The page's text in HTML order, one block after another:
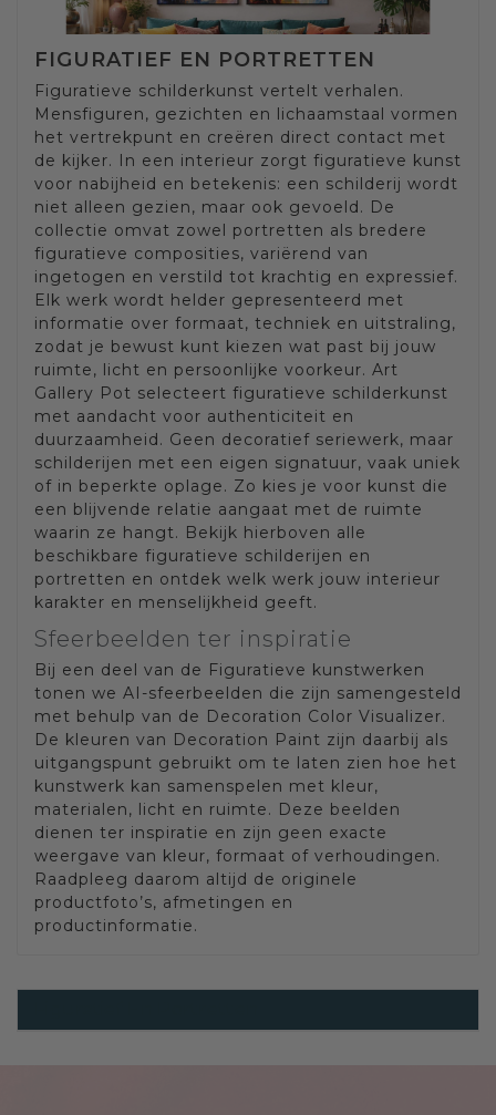
FIGURATIEF EN PORTRETTEN
Figuratieve schilderkunst vertelt verhalen.
Mensfiguren, gezichten en lichaamstaal vormen
het vertrekpunt en creëren direct contact met
de kijker. In een interieur zorgt figuratieve kunst
voor nabijheid en betekenis: een schilderij wordt
niet alleen gezien, maar ook gevoeld. De
collectie omvat zowel portretten als bredere
figuratieve composities, variërend van
ingetogen en verstild tot krachtig en expressief.
Elk werk wordt helder gepresenteerd met
informatie over formaat, techniek en uitstraling,
zodat je bewust kunt kiezen wat past bij jouw
ruimte, licht en persoonlijke voorkeur. Art
Gallery Pot selecteert figuratieve schilderkunst
met aandacht voor authenticiteit en
duurzaamheid. Geen decoratief seriewerk, maar
schilderijen met een eigen signatuur, vaak uniek
of in beperkte oplage. Zo kies je voor kunst die
een blijvende relatie aangaat met de ruimte
waarin ze hangt. Bekijk hierboven alle
beschikbare figuratieve schilderijen en
portretten en ontdek welk werk jouw interieur
karakter en menselijkheid geeft.
Sfeerbeelden ter inspiratie
Bij een deel van de Figuratieve kunstwerken
tonen we AI-sfeerbeelden die zijn samengesteld
met behulp van de Decoration Color Visualizer.
De kleuren van Decoration Paint zijn daarbij als
uitgangspunt gebruikt om te laten zien hoe het
kunstwerk kan samenspelen met kleur,
materialen, licht en ruimte. Deze beelden
dienen ter inspiratie en zijn geen exacte
weergave van kleur, formaat of verhoudingen.
Raadpleeg daarom altijd de originele
productfoto’s, afmetingen en
productinformatie.